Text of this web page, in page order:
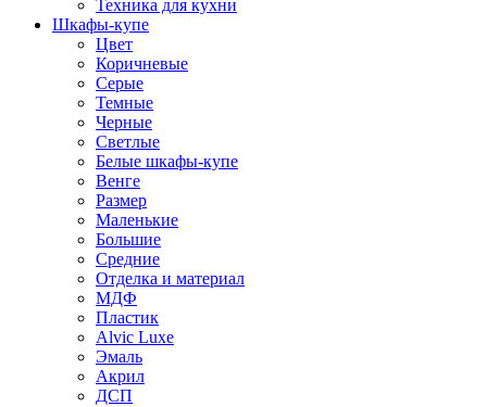
Техника для кухни
Шкафы-купе
Цвет
Коричневые
Серые
Темные
Черные
Светлые
Белые шкафы-купе
Венге
Размер
Маленькие
Большие
Средние
Отделка и материал
МДФ
Пластик
Alvic Luxe
Эмаль
Акрил
ДСП